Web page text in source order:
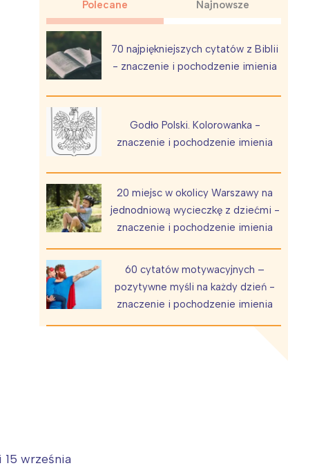
Polecane Najnowsze
70 najpiękniejszych cytatów z Biblii
- znaczenie i pochodzenie imienia
Godło Polski. Kolorowanka -
znaczenie i pochodzenie imienia
20 miejsc w okolicy Warszawy na
jednodniową wycieczkę z dziećmi -
znaczenie i pochodzenie imienia
60 cytatów motywacyjnych –
pozytywne myśli na każdy dzień -
znaczenie i pochodzenie imienia
15 września